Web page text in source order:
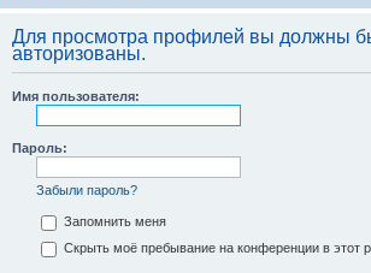
Для просмотра профилей вы должны
авторизованы.
Имя пользователя:
Пароль:
Забыли пароль?
Запомнить меня
Скрыть моё пребывание на конференции в этот